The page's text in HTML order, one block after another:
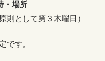
・場所
則として第３木曜日）
です。